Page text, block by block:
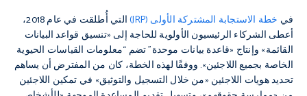
في خطة الاستجابة المشتركة الأولى (JRP)
التي أُطلقت في عام 2018،
أعطى الشركاء الرئيسيون الأولوية للحاجة إلى «تنسيق قواعد البيانات
القائمة» وإنتاج «قاعدة بيانات موحدة” تضم “معلومات القياسات الحيوية
الخاصة بجميع اللاجئين». ووفقًا لهذه الخطة، كان من المفترض أن يساهم
تحديد هويات اللاجئين «من خلال التسجيل والتوثيق» في تمكين اللاجئين